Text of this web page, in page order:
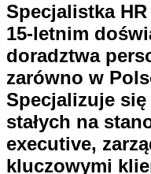
Specjalistka
15-letnim
doradztwa
zarówno w
Specjalizuje
stałych na
executive,
kluczowymi